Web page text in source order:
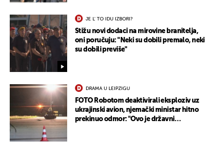
JE L' TO IDU IZBORI?
Stižu novi dodaci na mirovine branitelja,
oni poručuju: "Neki su dobili premalo, neki
su dobili previše"
DRAMA U LEIPZIGU
FOTO Robotom deaktivirali eksploziv uz
ukrajinski avion, njemački ministar hitno
prekinuo odmor: "Ovo je državni